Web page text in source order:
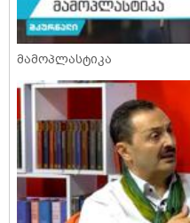
მამოპლასტიკა